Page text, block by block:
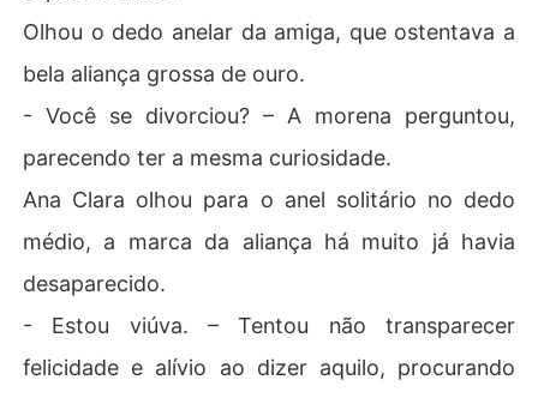
Olhou o dedo anelar da amiga, que ostentava a
bela aliança grossa de ouro.
- Você se divorciou? – A morena perguntou,
parecendo ter a mesma curiosidade.
Ana Clara olhou para o anel solitário no dedo
médio, a marca da aliança há muito já havia
desaparecido.
- Estou viúva. – Tentou não transparecer
felicidade e alívio ao dizer aquilo, procurando